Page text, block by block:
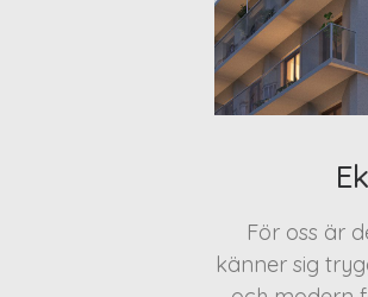
För oss är
känner sig